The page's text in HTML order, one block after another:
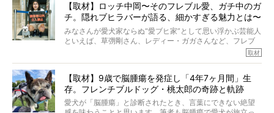
【取材】ロッチ中岡〜そのフレブル愛、ガチ中のガ
チ。隠れブヒラバーが語る、細かすぎる魅力とは〜
【前編】
みなさんが愛犬家ならぬ“愛ブヒ家”として思い浮かぶ芸能人
といえば、草彅剛さん、レディー・ガガさんなど、フレブ
ルを飼っている方が多いと思います。が、ロッチ中岡さん
んのインスタグラムを覗くと、たくさんのフレブルアカウ
ントがフォローされていて、わが『FRENCH BULLDOG
LIFE』モデルのnicoやトーラスも、その中の一頭。
そんな中岡さんに、フレブルの魅力を語っていただきまし
取材
【取材】9歳で脳腫瘍を発症し「4年7ヶ月間」生
存。フレンチブルドッグ・桃太郎の奇跡と軌跡
愛犬が「脳腫瘍」と診断されたとき、言葉にできない絶望